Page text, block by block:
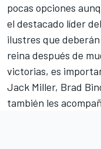
pocas opciones
el destacado líder
ilustres que
reina después de
victorias, es
Jack Miller, Brad
también les